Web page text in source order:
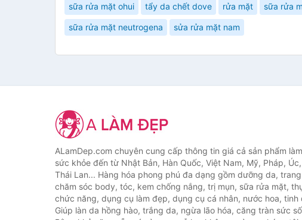
sữa rửa mặt ohui tẩy da chết dove rửa mặt sữa rửa
sữa rửa mặt neutrogena sửa rửa mặt nam
ALamDep.com chuyên cung cấp thông tin giá cả sản phẩm
sức khỏe đến từ Nhật Bản, Hàn Quốc, Việt Nam, Mỹ, Pháp,
Thái Lan... Hàng hóa phong phú đa dạng gồm dưỡng da,
chăm sóc body, tóc, kem chống nắng, trị mụn, sữa rửa mặt,
chức năng, dụng cụ làm đẹp, dụng cụ cá nhân, nước hoa, tinh
Giúp làn da hồng hào, trắng da, ngừa lão hóa, căng tràn sức